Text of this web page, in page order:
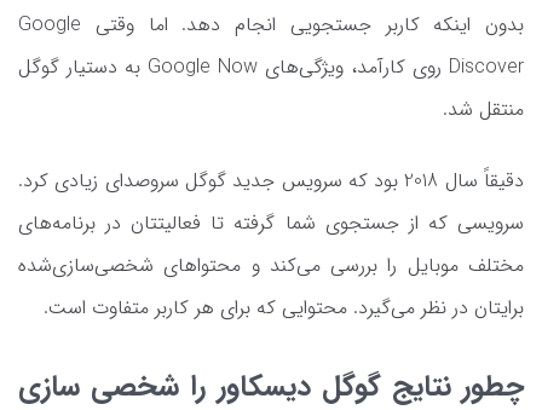
بدون اینکه کاربر جستجویی انجام دهد. اما وقتی Google
Discover روی کارآمد، ویژگی‌های Google Now به دستیار گوگل
منتقل شد.
دقیقاً سال 2018 بود که سرویس جدید گوگل سروصدای زیادی کرد.
سرویسی که از جستجوی شما گرفته تا فعالیتتان در برنامه‌های
مختلف موبایل را بررسی می‌کند و محتواهای شخصی‌سازی‌شده
برایتان در نظر می‌گیرد. محتوایی که برای هر کاربر متفاوت است.
چطور نتایج گوگل دیسکاور را شخصی سازی